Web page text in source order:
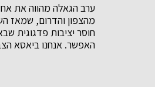
ערב הגאלה מהווה את
מהצפון והדרום, שמאז
חוסר יציבות פדגוגית
האפשר. אנחנו ביאסא